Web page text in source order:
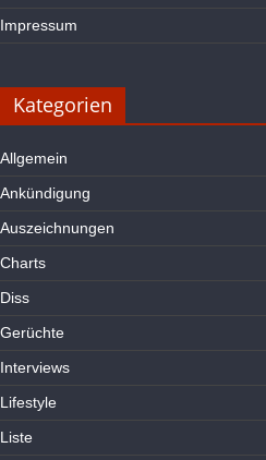
Impressum
Kategorien
Allgemein
Ankündigung
Auszeichnungen
Charts
Diss
Gerüchte
Interviews
Lifestyle
Liste